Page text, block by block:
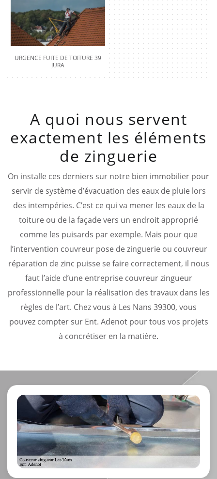
URGENCE FUITE DE TOITURE 39
JURA
A quoi nous servent
exactement les éléments
de zinguerie
On installe ces derniers sur notre bien immobilier pour
servir de système d’évacuation des eaux de pluie lors
des intempéries. C’est ce qui va mener les eaux de la
toiture ou de la façade vers un endroit approprié
comme les puisards par exemple. Mais pour que
l’intervention couvreur pose de zinguerie ou couvreur
réparation de zinc puisse se faire correctement, il nous
faut l’aide d’une entreprise couvreur zingueur
professionnelle pour la réalisation des travaux dans les
règles de l’art. Chez vous à Les Nans 39300, vous
pouvez compter sur Ent. Adenot pour tous vos projets
à concrétiser en la matière.